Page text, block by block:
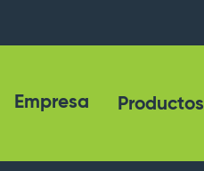
Empresa Productos